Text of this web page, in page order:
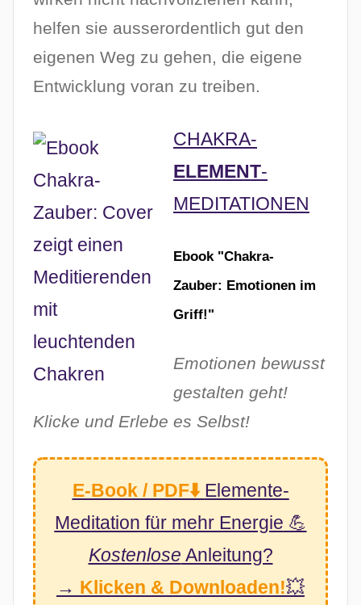
helfen sie ausserordentlich gut den
eigenen Weg zu gehen, die eigene
Entwicklung voran zu treiben.
CHAKRA-
ELEMENT-
MEDITATIONEN
Ebook "Chakra-
Zauber: Emotionen im
Griff!"
Emotionen bewusst
gestalten geht!
Klicke und Erlebe es Selbst!
E-Book / PDF⬇️ Elemente-
Meditation für mehr Energie 💪
Kostenlose Anleitung?
→ Klicken & Downloaden!💥